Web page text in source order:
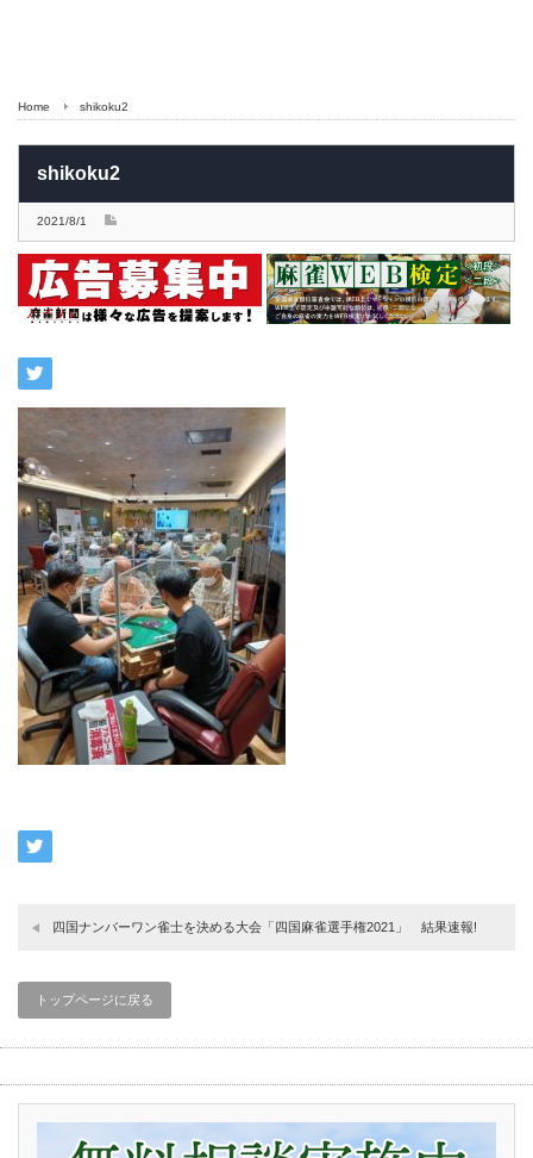
Home shikoku2
shikoku2
2021/8/1
四国ナンバーワン雀士を決める大会「四国麻雀選手権2021」 結果速報!
トップページに戻る